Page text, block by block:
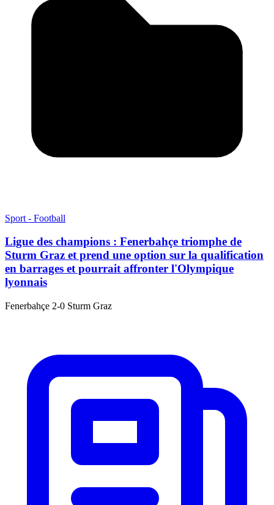
Sport - Football
Ligue des champions : Fenerbahçe triomphe de
Sturm Graz et prend une option sur la qualification
en barrages et pourrait affronter l'Olympique
lyonnais
Fenerbahçe 2-0 Sturm Graz